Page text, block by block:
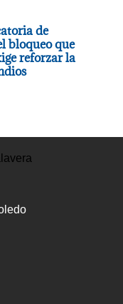
de
bloqueo que
reforzar la